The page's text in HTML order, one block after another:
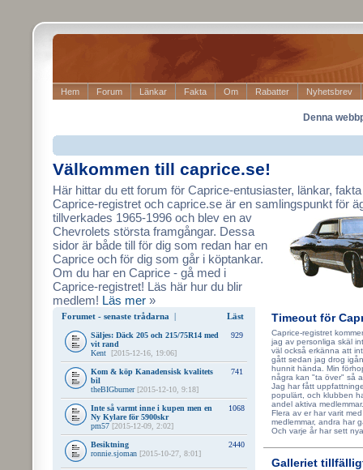
Hem Forum Länkar Fakta Om Rabatter Nyhetsbrev
Denna
Välkommen till caprice.se!
Här hittar du ett forum för Caprice-entusiaster, länkar,
Caprice-registret och caprice.se är en samlingspunkt för
tillverkades 1965-1996 och blev en av
Chevrolets största framgångar. Dessa
sidor är både till för dig som redan har en
Caprice och för dig som går i köptankar.
Om du har en Caprice - gå med i
Caprice-registret! Läs här hur du blir
medlem! Läs mer »
Forumet - senaste trådarna | Läst
Säljes: Däck 205 och 215/75R14 med
vit rand
Kent [2015-12-16, 19:06]
929
Kom & köp Kanadensisk kvalitets
bil
theBIGburner[2015-12-10, 9:18]
741
Inte så varmt inne i kupen men en
Ny Kylare för 5900skr
pm57 [2015-12-09, 2:02]
1068
Besiktning
ronnie.sjoman [2015-10-27, 8:01]
2440
Timeout för
Caprice-registret
jag av personliga skäl
väl också erkänna att
gått sedan jag drog
hunnit hända. Min
några kan "ta över" så
Jag har fått
populärt, och klubben
andel aktiva
Flera av er har varit
medlemmar, andra har
Och varje år har sett
Galleriet